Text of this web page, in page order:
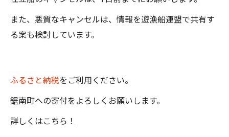
また、悪質なキャンセルは、情報を遊漁船連盟で共有す
る案も検討しています。
ふるさと納税をご利用ください。
鋸南町への寄付をよろしくお願いします。
詳しくはこちら！